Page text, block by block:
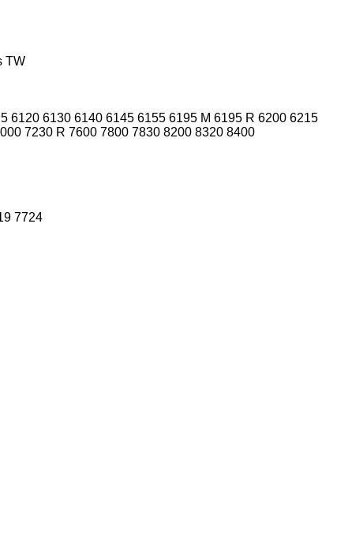
TW
6120 6130 6140 6145 6155 6195 M 6195 R 6200 6215
7230 R 7600 7800 7830 8200 8320 8400
7724